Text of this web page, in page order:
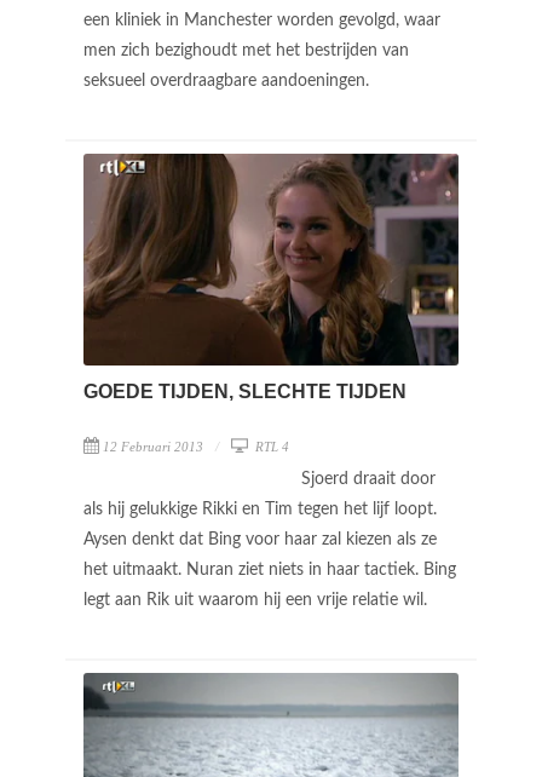
een kliniek in Manchester worden gevolgd, waar
men zich bezighoudt met het bestrijden van
seksueel overdraagbare aandoeningen.
GOEDE TIJDEN, SLECHTE TIJDEN
12 Februari 2013 RTL 4
Sjoerd draait door
als hij gelukkige Rikki en Tim tegen het lijf loopt.
Aysen denkt dat Bing voor haar zal kiezen als ze
het uitmaakt. Nuran ziet niets in haar tactiek. Bing
legt aan Rik uit waarom hij een vrije relatie wil.